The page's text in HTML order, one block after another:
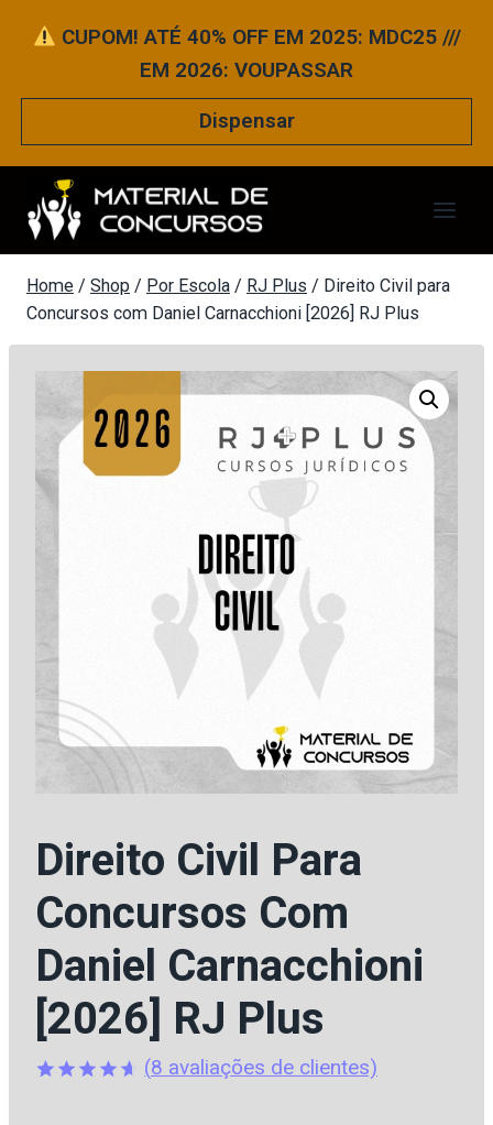
para
CUPOM! ATÉ 40% OFF EM 2025: MDC25 ///
EM 2026: VOUPASSAR
Dispensar
Home / Shop / Por Escola / RJ Plus / Direito Civil para
Concursos com Daniel Carnacchioni [2026] RJ Plus
Direito Civil Para
Concursos Com
Daniel Carnacchioni
[2026] RJ Plus
(8 avaliações de clientes)